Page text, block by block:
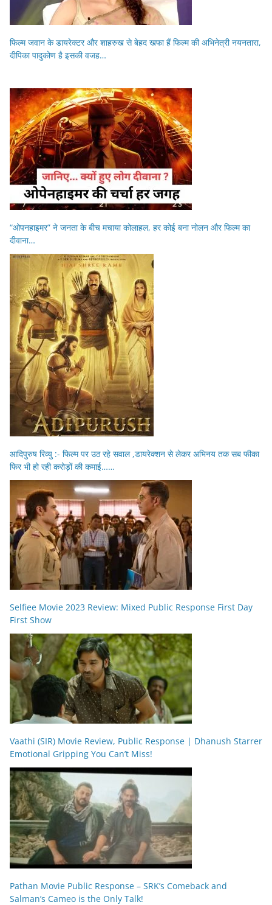
फिल्म जवान के डायरेक्टर और शाहरुख से बेहद खफा हैं फिल्म की अभिनेत्री नयनतारा,
दीपिका पादुकोण है इसकी वजह…
“ओपनहाइमर” ने जनता के बीच मचाया कोलाहल, हर कोई बना नोलन और फिल्म का
दीवाना…
आदिपुरुष रिव्यु :- फिल्म पर उठ रहे सवाल ,डायरेक्शन से लेकर अभिनय तक सब फीका
फिर भी हो रही करोड़ों की कमाई……
Selfiee Movie 2023 Review: Mixed Public Response First Day
First Show
Vaathi (SIR) Movie Review, Public Response | Dhanush Starrer
Emotional Gripping You Can’t Miss!
Pathan Movie Public Response – SRK’s Comeback and
Salman’s Cameo is the Only Talk!